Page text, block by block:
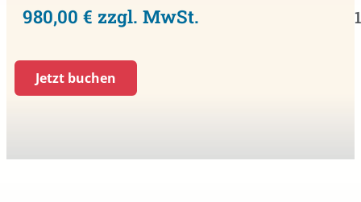
980,00 € zzgl. MwSt.
Jetzt buchen